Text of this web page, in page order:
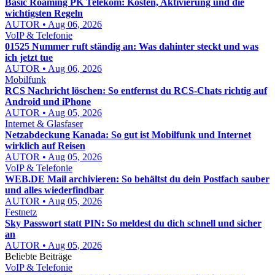
Basic Roaming PK Telekom: Kosten, Aktivierung und die
wichtigsten Regeln
AUTOR • Aug 06, 2026
VoIP & Telefonie
01525 Nummer ruft ständig an: Was dahinter steckt und was
ich jetzt tue
AUTOR • Aug 06, 2026
Mobilfunk
RCS Nachricht löschen: So entfernst du RCS-Chats richtig auf
Android und iPhone
AUTOR • Aug 05, 2026
Internet & Glasfaser
Netzabdeckung Kanada: So gut ist Mobilfunk und Internet
wirklich auf Reisen
AUTOR • Aug 05, 2026
VoIP & Telefonie
WEB.DE Mail archivieren: So behältst du dein Postfach sauber
und alles wiederfindbar
AUTOR • Aug 05, 2026
Festnetz
Sky Passwort statt PIN: So meldest du dich schnell und sicher
an
AUTOR • Aug 05, 2026
Beliebte Beiträge
VoIP & Telefonie